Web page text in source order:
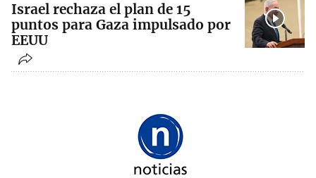
Israel rechaza el plan de 15
puntos para Gaza impulsado por
EEUU